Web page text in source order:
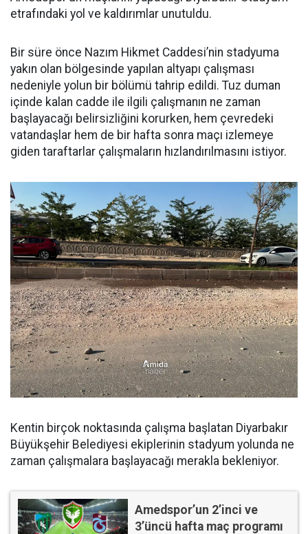
etrafındaki yol ve kaldırımlar unutuldu.
Bir süre önce Nazım Hikmet Caddesi’nin stadyuma
yakın olan bölgesinde yapılan altyapı çalışması
nedeniyle yolun bir bölümü tahrip edildi. Tuz duman
içinde kalan cadde ile ilgili çalışmanın ne zaman
başlayacağı belirsizliğini korurken, hem çevredeki
vatandaşlar hem de bir hafta sonra maçı izlemeye
giden taraftarlar çalışmaların hızlandırılmasını istiyor.
Kentin birçok noktasında çalışma başlatan Diyarbakır
Büyükşehir Belediyesi ekiplerinin stadyum yolunda ne
zaman çalışmalara başlayacağı merakla bekleniyor.
Amedspor’un 2’inci ve
3’üncü hafta maç programı